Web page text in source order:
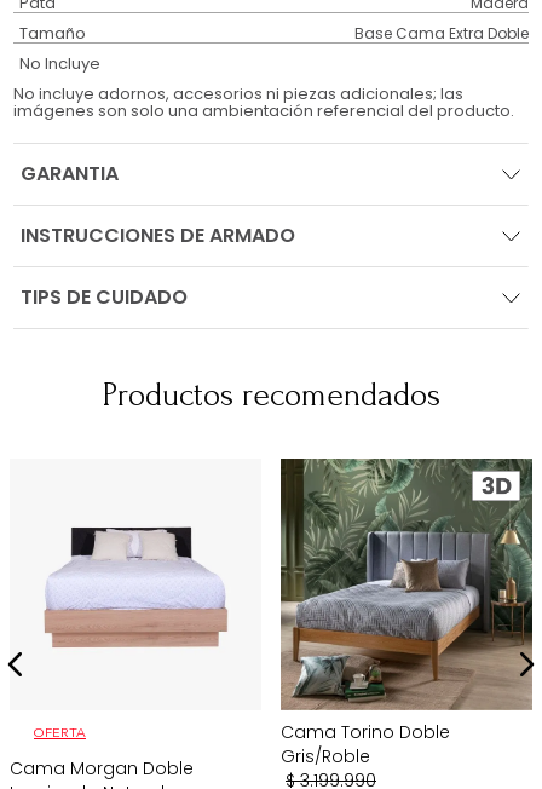
Tamaño Base Cama Extra Doble
No Incluye
No incluye adornos, accesorios ni piezas adicionales; las
imágenes son solo una ambientación referencial del producto.
GARANTIA
INSTRUCCIONES DE ARMADO
TIPS DE CUIDADO
Productos recomendados
OFERTA
Cama Morgan Doble
Cama Torino Doble
Gris/Roble
$ 3.199.990